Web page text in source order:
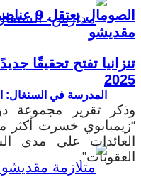
المدرسة في السنغال:
مقديشو
تنزانيا تفتح تحقيقًا
2025
وذكر تقرير مجموعة
العقوبات”.